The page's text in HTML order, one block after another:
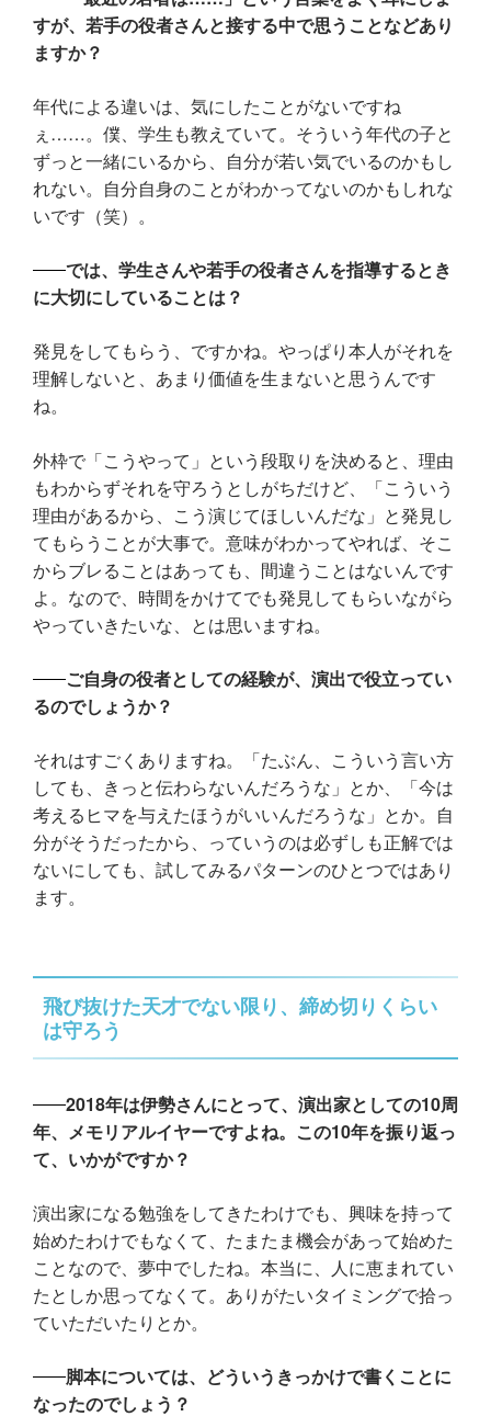
すが、若手の役者さんと接する中で思うことなどあり
ますか？
年代による違いは、気にしたことがないですね
ぇ……。僕、学生も教えていて。そういう年代の子と
ずっと一緒にいるから、自分が若い気でいるのかもし
れない。自分自身のことがわかってないのかもしれな
いです（笑）。
では、学生さんや若手の役者さんを指導するとき
に大切にしていることは？
発見をしてもらう、ですかね。やっぱり本人がそれを
理解しないと、あまり価値を生まないと思うんです
ね。
外枠で「こうやって」という段取りを決めると、理由
もわからずそれを守ろうとしがちだけど、「こういう
理由があるから、こう演じてほしいんだな」と発見し
てもらうことが大事で。意味がわかってやれば、そこ
からブレることはあっても、間違うことはないんです
よ。なので、時間をかけてでも発見してもらいながら
やっていきたいな、とは思いますね。
ご自身の役者としての経験が、演出で役立ってい
るのでしょうか？
それはすごくありますね。「たぶん、こういう言い方
しても、きっと伝わらないんだろうな」とか、「今は
考えるヒマを与えたほうがいいんだろうな」とか。自
分がそうだったから、っていうのは必ずしも正解では
ないにしても、試してみるパターンのひとつではあり
ます。
飛び抜けた天才でない限り、締め切りくらい
は守ろう
2018年は伊勢さんにとって、演出家としての10周
年、メモリアルイヤーですよね。この10年を振り返っ
て、いかがですか？
演出家になる勉強をしてきたわけでも、興味を持って
始めたわけでもなくて、たまたま機会があって始めた
ことなので、夢中でしたね。本当に、人に恵まれてい
たとしか思ってなくて。ありがたいタイミングで拾っ
ていただいたりとか。
脚本については、どういうきっかけで書くことに
なったのでしょう？